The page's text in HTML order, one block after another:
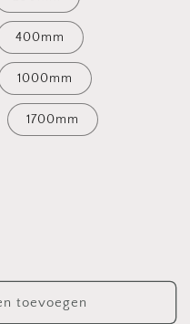
400mm
1000mm
1700mm
toevoegen